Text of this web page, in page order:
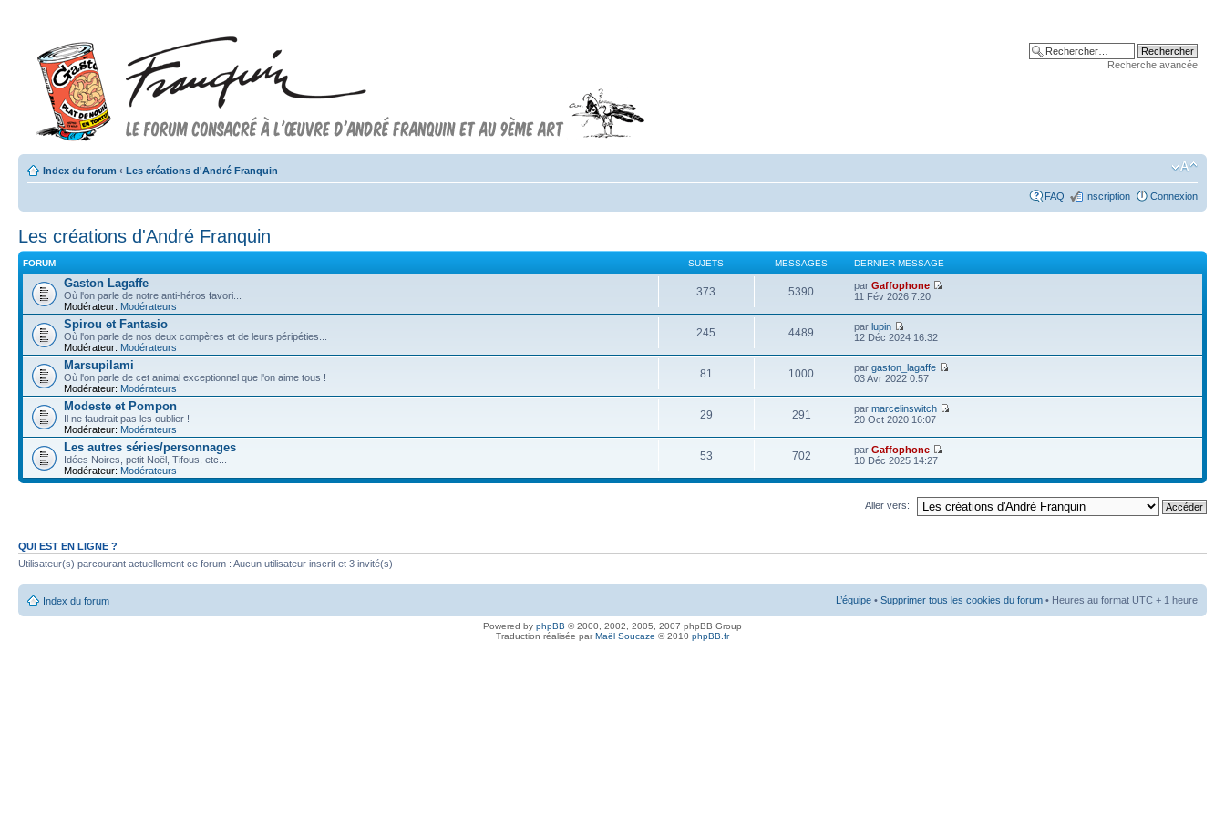
Recherche avancée
Index du forum ‹ Les créations d'André Franquin
FAQ Inscription Connexion
Les créations d'André Franquin
FORUM SUJETS MESSAGES DERNIER MESSAGE
Gaston Lagaffe
Où l'on parle de notre anti-héros favori...
Modérateur: Modérateurs
373 5390 parGaffophone
11 Fév 2026 7:20
Spirou et Fantasio
Où l'on parle de nos deux compères et de leurs péripéties...
Modérateur: Modérateurs
245 4489 parlupin
12 Déc 2024 16:32
Marsupilami
Où l'on parle de cet animal exceptionnel que l'on aime tous !
Modérateur: Modérateurs
81 1000 pargaston_lagaffe
03 Avr 2022 0:57
Modeste et Pompon
Il ne faudrait pas les oublier !
Modérateur: Modérateurs
29 291 parmarcelinswitch
20 Oct 2020 16:07
Les autres séries/personnages
Idées Noires, petit Noël, Tifous, etc...
Modérateur: Modérateurs
53 702 parGaffophone
10 Déc 2025 14:27
Aller vers:
QUI EST EN LIGNE ?
Utilisateur(s) parcourant actuellement ce forum : Aucun utilisateur inscrit et 3 invité(s)
Index du forum L’équipe • Supprimer tous les cookies du forum • Heures au format UTC + 1 heure
Powered by phpBB © 2000, 2002, 2005, 2007 phpBB Group
Traduction réalisée parMaël Soucaze © 2010 phpBB.fr